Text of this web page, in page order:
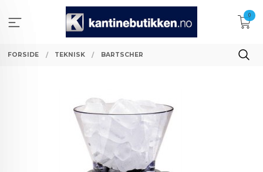
innholdet
0
FORSIDE TEKNISK BARTSCHER